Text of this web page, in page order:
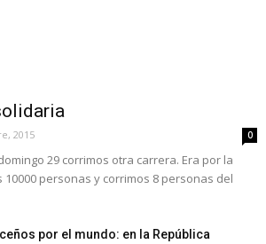
2015 0
29 corrimos otra carrera. Era por la
10000 personas y corrimos 8 personas del
por el mundo: en la República